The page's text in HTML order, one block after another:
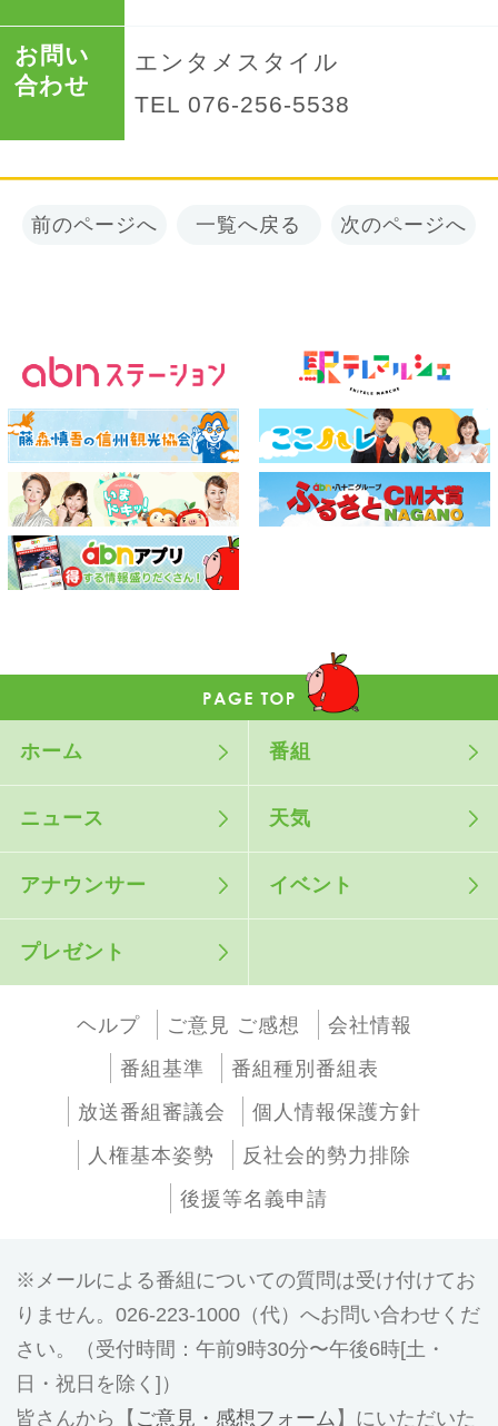
お問い
合わせ
エンタメスタイル
TEL 076-256-5538
前のページへ 一覧へ戻る 次のページへ
ホーム 番組
ニュース 天気
アナウンサー イベント
プレゼント
ヘルプ ご意見 ご感想
会社情報
番組基準
番組種別番組表
放送番組審議会
個人情報保護方針
人権基本姿勢
反社会的勢力排除
後援等名義申請
メールによる番組についての質問は受け付けてお
りません。026-223-1000（代）へお問い合わせくだ
さい。（受付時間：午前9時30分〜午後6時[土・
日・祝日を除く]）
皆さんから【 ご意見・感想フォーム 】にいただいた